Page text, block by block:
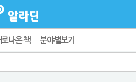
로나온 책 분야별보기